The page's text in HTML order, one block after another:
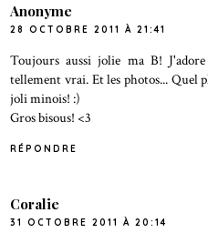
Anonyme
28 OCTOBRE 2011 À 21:41
Toujours aussi jolie ma B!
tellement vrai. Et les photos... Quel
joli minois! :)
Gros bisous! <3
RÉPONDRE
Coralie
31 OCTOBRE 2011 À 20:14